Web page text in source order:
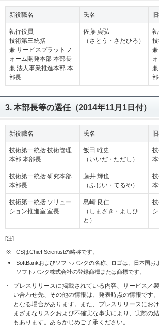
新役職名 氏名
執行役員
技術第三統括
兼 サービスプラットフ
ォーム開発本部 本部長
兼 法人事業推進本部 本
部長
佐藤 貞弘
（さとう・さだひろ）
3. 本部長等の選任（2014年11月1日付）
新役職名 氏名
技術第一統括 技術管理
本部 本部長
飯田 唯史
（いいだ・ただし）
技術第一統括 研究本部
本部長
藤井 輝也
（ふじい・てるや）
技術第一統括 ソリュー
ション推進室 室長
島崎 良仁
（しまざき・よしひ
と）
[注]
※
CSはChief Scientistの略称です。
SoftBankおよびソフトバンクの名称、ロゴは、日本国お
ソフトバンク株式会社の登録商標または商標です。
プレスリリースに掲載されている内容、サービス／
い合わせ先、その他の情報は、発表時点の情報です
となる場合があります。また、プレスリリースにお
まざまなリスクおよび不確実な事実により、実際の
もあります。あらかじめご了承ください。